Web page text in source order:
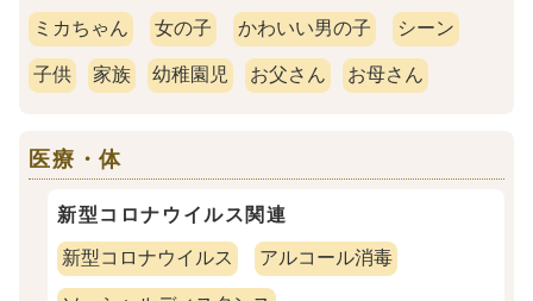
ミカちゃん 女の子 かわいい男の子 シーン
子供 家族 幼稚園児 お父さん お母さん
医療・体
新型コロナウイルス関連
新型コロナウイルス アルコール消毒